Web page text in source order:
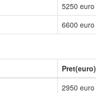
5250 euro
6600 euro
Pret(euro)
2950 euro